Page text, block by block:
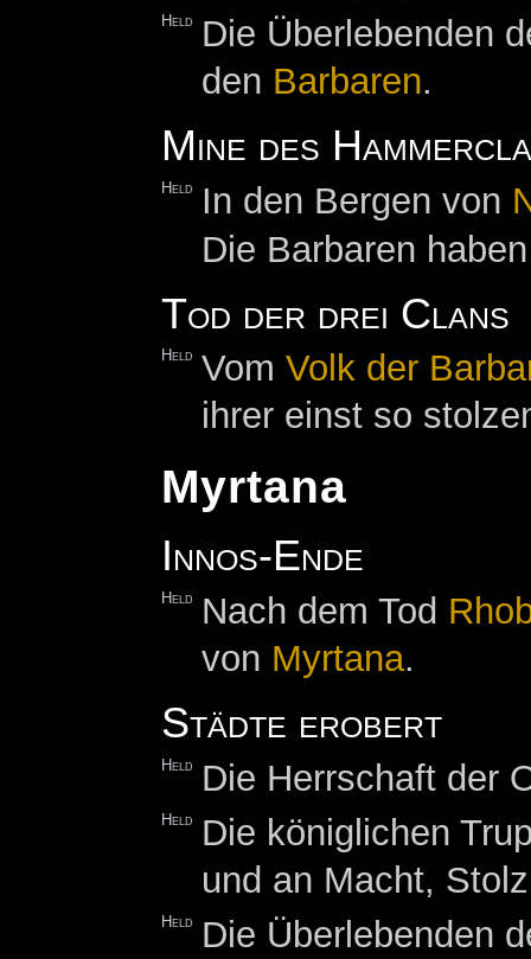
Held
Die Überlebenden
den Barbaren.
Mine des
Held In den Bergen von
Die Barbaren
Tod der drei Clans
Held VomVolk der
ihrer einst so
Myrtana
Innos-Ende
Held Nach dem Tod
von Myrtana.
Städte erobert
Held Die Herrschaft der
Held
Die königlichen
und an Macht,
Held Die Überlebenden